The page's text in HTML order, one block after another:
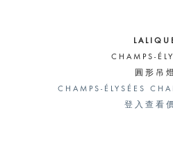
CHAMPS-
圓形吊
CHAMPS-ÉLYSÉES
登入查看